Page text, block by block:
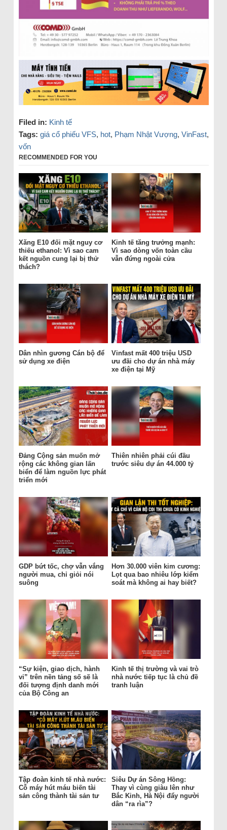
Filed in: Kinh tế
Tags: giá cổ phiếu VFS, hot, Phạm Nhật Vượng, VinFast,
vốn
RECOMMENDED FOR YOU
Xăng E10 đối mặt nguy cơ
thiếu ethanol: Vì sao cam
kết nguồn cung lại bị thử
thách?
Kinh tế tăng trưởng mạnh:
Vì sao dòng vốn toàn cầu
vẫn đứng ngoài cửa
Dân nhìn gương Cán bộ để
sử dụng xe điện
Vinfast mất 400 triệu USD
ưu đãi cho dự án nhà máy
xe điện tại Mỹ
Đảng Cộng sản muốn mở
rộng các không gian lấn
biển để làm nguồn lực phát
triển mới
Thiên nhiên phải cúi đầu
trước siêu dự án 44.000 tỷ
GDP bứt tốc, chợ vẫn vắng
người mua, chỉ giỏi nói
suông
Hơn 30.000 viên kim cương:
Lọt qua bao nhiêu lớp kiểm
soát mà không ai hay biết?
“Sự kiện, giao dịch, hành
vi” trên nền tảng số sẽ là
đối tượng định danh mới
của Bộ Công an
Kinh tế thị trường và vai trò
nhà nước tiếp tục là chủ đề
tranh luận
Tập đoàn kinh tế nhà nước:
Cỗ máy hút máu biến tài
sản công thành tài sản tư
Siêu Dự án Sông Hồng:
Thay vì cùng giàu lên như
Bắc Kinh, Hà Nội đẩy người
dân “ra rìa”?